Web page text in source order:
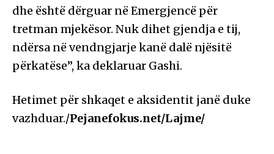
dhe është dërguar në Emergjencë për
tretman mjekësor. Nuk dihet gjendja e tij,
ndërsa në vendngjarje kanë dalë njësitë
përkatëse”, ka deklaruar Gashi.
Hetimet për shkaqet e aksidentit janë duke
vazhduar./Pejanefokus.net/Lajme/